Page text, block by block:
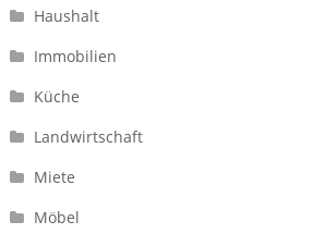
Haushalt
Immobilien
Küche
Landwirtschaft
Miete
Möbel